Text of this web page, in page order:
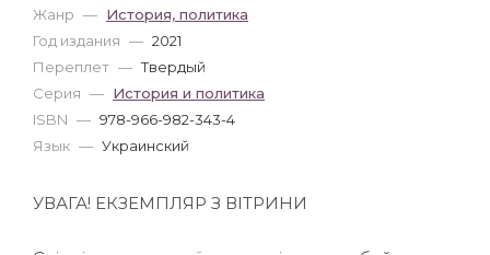
Жанр — История, политика
Год издания — 2021
Переплет — Твердый
Серия — История и политика
ISBN — 978-966-982-343-4
Язык — Украинский
УВАГА! ЕКЗЕМПЛЯР З ВІТРИНИ